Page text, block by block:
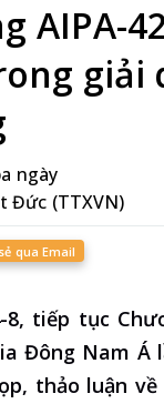
AIPA-
giải
ngày
Đức (TTXVN)
qua Email
8, tiếp tục
Đông Nam
thảo luận